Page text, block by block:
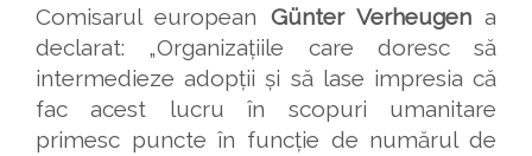
Comisarul european Günter Verheugen a
declarat: „Organizațiile care doresc să
intermedieze adopții și să lase impresia că
fac acest lucru în scopuri umanitare
primesc puncte în funcție de numărul de